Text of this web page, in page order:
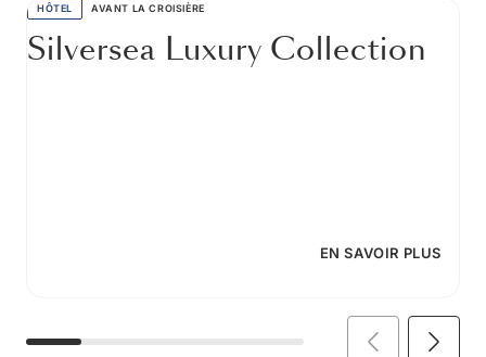
HÔTEL AVANT LA CROISIÈRE
Silversea Luxury Collection
EN SAVOIR PLUS